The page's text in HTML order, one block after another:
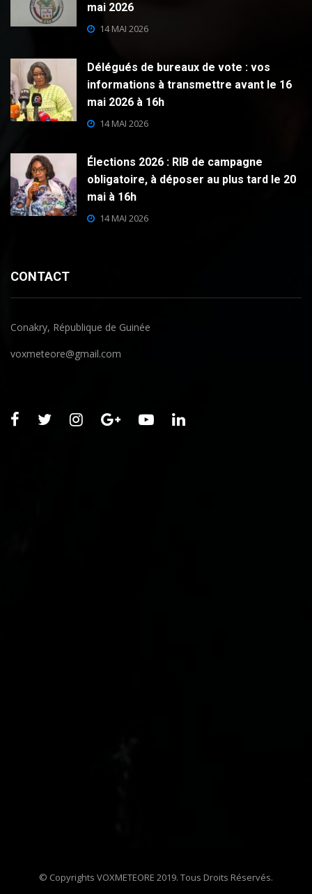
mai 2026
14 MAI 2026
Délégués de bureaux de vote : vos
informations à transmettre avant le 16
mai 2026 à 16h
14 MAI 2026
Élections 2026 : RIB de campagne
obligatoire, à déposer au plus tard le 20
mai à 16h
14 MAI 2026
CONTACT
Conakry, République de Guinée
voxmeteore@gmail.com
© Copyrights VOXMETEORE 2019. Tous Droits Réservés.